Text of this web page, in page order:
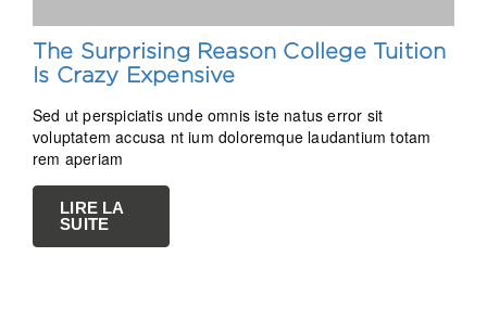
The Surprising Reason College Tuition
Is Crazy Expensive
Sed ut perspiciatis unde omnis iste natus error sit
voluptatem accusa nt ium doloremque laudantium totam
rem aperiam
LIRE LA
SUITE